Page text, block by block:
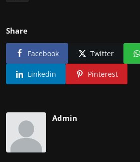
Share
Facebook Twitter
Linkedin Pinterest
Admin